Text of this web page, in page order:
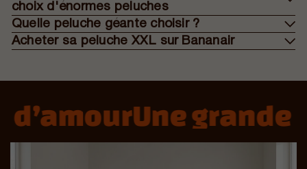
choix d'énormes peluches
Quelle peluche géante choisir ?
Acheter sa peluche XXL sur Bananair
Une grande